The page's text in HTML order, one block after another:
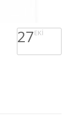
27EKI